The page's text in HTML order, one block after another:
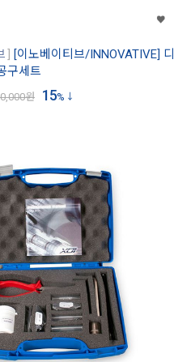
[이노베이티브/INNOVATIVE] 디
구세트
원 15%